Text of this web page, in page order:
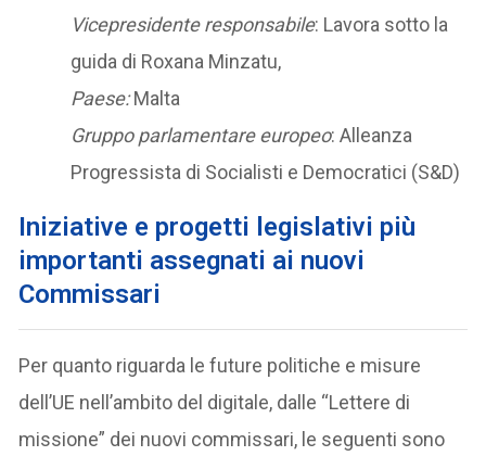
Vicepresidente responsabile: Lavora sotto la
guida di Roxana Minzatu,
Paese:Malta
Gruppo parlamentare europeo: Alleanza
Progressista di Socialisti e Democratici (S&D)
Iniziative e progetti legislativi più
importanti assegnati ai nuovi
Commissari
Per quanto riguarda le future politiche e misure
dell’UE nell’ambito del digitale, dalle “Lettere di
missione” dei nuovi commissari, le seguenti sono